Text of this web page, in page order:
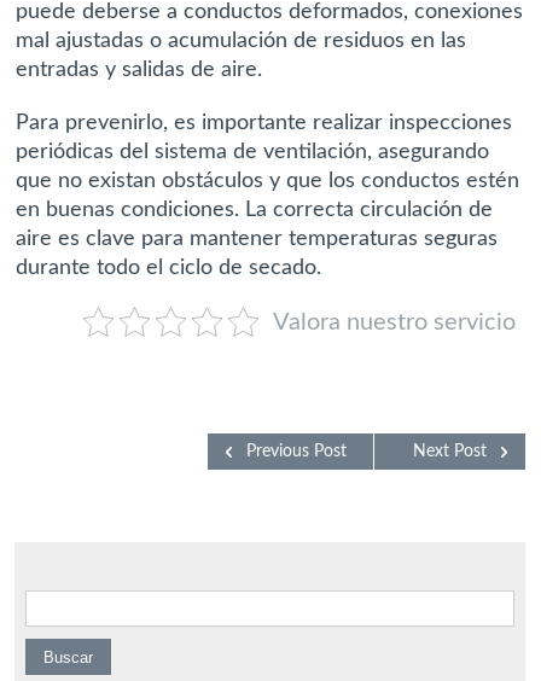
puede deberse a conductos deformados, conexiones
mal ajustadas o acumulación de residuos en las
entradas y salidas de aire.
Para prevenirlo, es importante realizar inspecciones
periódicas del sistema de ventilación, asegurando
que no existan obstáculos y que los conductos estén
en buenas condiciones. La correcta circulación de
aire es clave para mantener temperaturas seguras
durante todo el ciclo de secado.
Valora nuestro servicio
Next Post
Previous Post